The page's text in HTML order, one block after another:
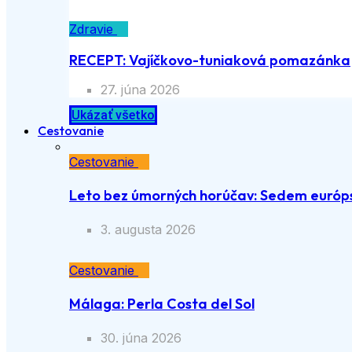
Zdravie
RECEPT: Vajíčkovo-tuniaková pomazánka
27. júna 2026
Ukázať všetko
Cestovanie
Cestovanie
Leto bez úmorných horúčav: Sedem
3. augusta 2026
Cestovanie
Málaga: Perla Costa del Sol
30. júna 2026